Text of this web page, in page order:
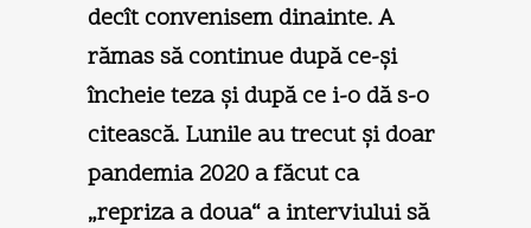
decît convenisem dinainte. A
rămas să continue după ce-şi
încheie teza şi după ce i-o dă s-o
citească. Lunile au trecut şi doar
pandemia 2020 a făcut ca
„repriza a doua“ a interviului să